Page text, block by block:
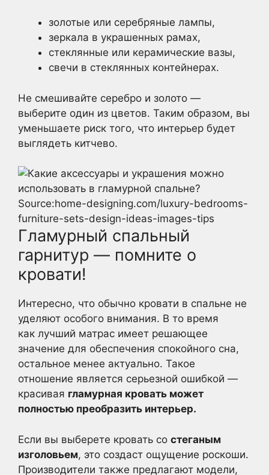
золотые или серебряные лампы,
зеркала в украшенных рамах,
стеклянные или керамические вазы,
свечи в стеклянных контейнерах.
Не смешивайте серебро и золото —
выберите один из цветов. Таким образом, вы
уменьшаете риск того, что интерьер будет
выглядеть китчево.
Source:home-designing.com/luxury-bedrooms-
furniture-sets-design-ideas-images-tips
Гламурный спальный
гарнитур — помните о
кровати!
Интересно, что обычно кровати в спальне не
уделяют особого внимания. В то время
как лучший матрас имеет решающее
значение для обеспечения спокойного сна,
остальное менее актуально. Такое
отношение является серьезной ошибкой —
красивая гламурная кровать может
полностью преобразить интерьер.
Если вы выберете кровать со стеганым
изголовьем, это создаст ощущение роскоши.
Производители также предлагают модели,